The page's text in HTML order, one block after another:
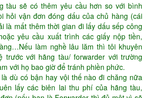
tàu sẽ có thêm yêu cầu hơn so với bình
hỏi vận đơn đóng dấu của chủ hàng (cái
là mất thêm thời gian đi lấy dấu sếp công
yêu cầu xuất trình các giấy nộp tiền,
làm nghề lâu lăm thì tôi khuyên
trước với hãng tàu/ forwarder với trường
với họ bao giờ để tránh phiền phức.
dù có bận hay vội thế nào đi chăng nữa
lấy các biên lai thu phí của hãng tàu,